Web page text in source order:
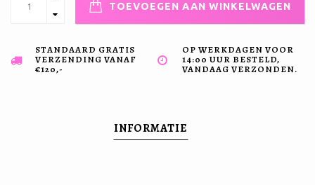
TOEVOEGEN AAN WINKELWAGEN
STANDAARD GRATIS
VERZENDING VANAF
€120,-
OP WERKDAGEN VOOR
14:00 UUR BESTELD,
VANDAAG VERZONDEN.
INFORMATIE